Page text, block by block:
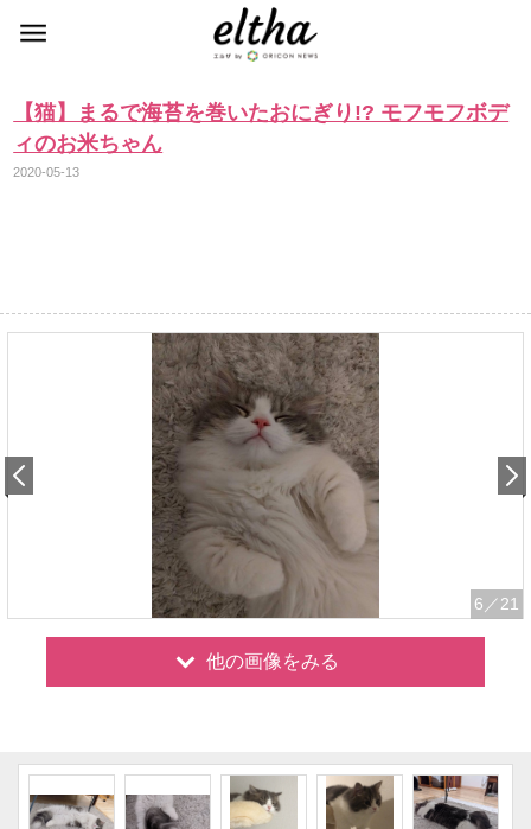
【猫】まるで海苔を巻いたおにぎり!? モフモフボデ
ィのお米ちゃん
2020-05-13
6 ／21
他の画像をみる